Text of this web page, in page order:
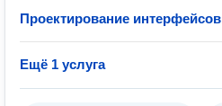
Проектирование интерфейсов
Ещё 1 услуга